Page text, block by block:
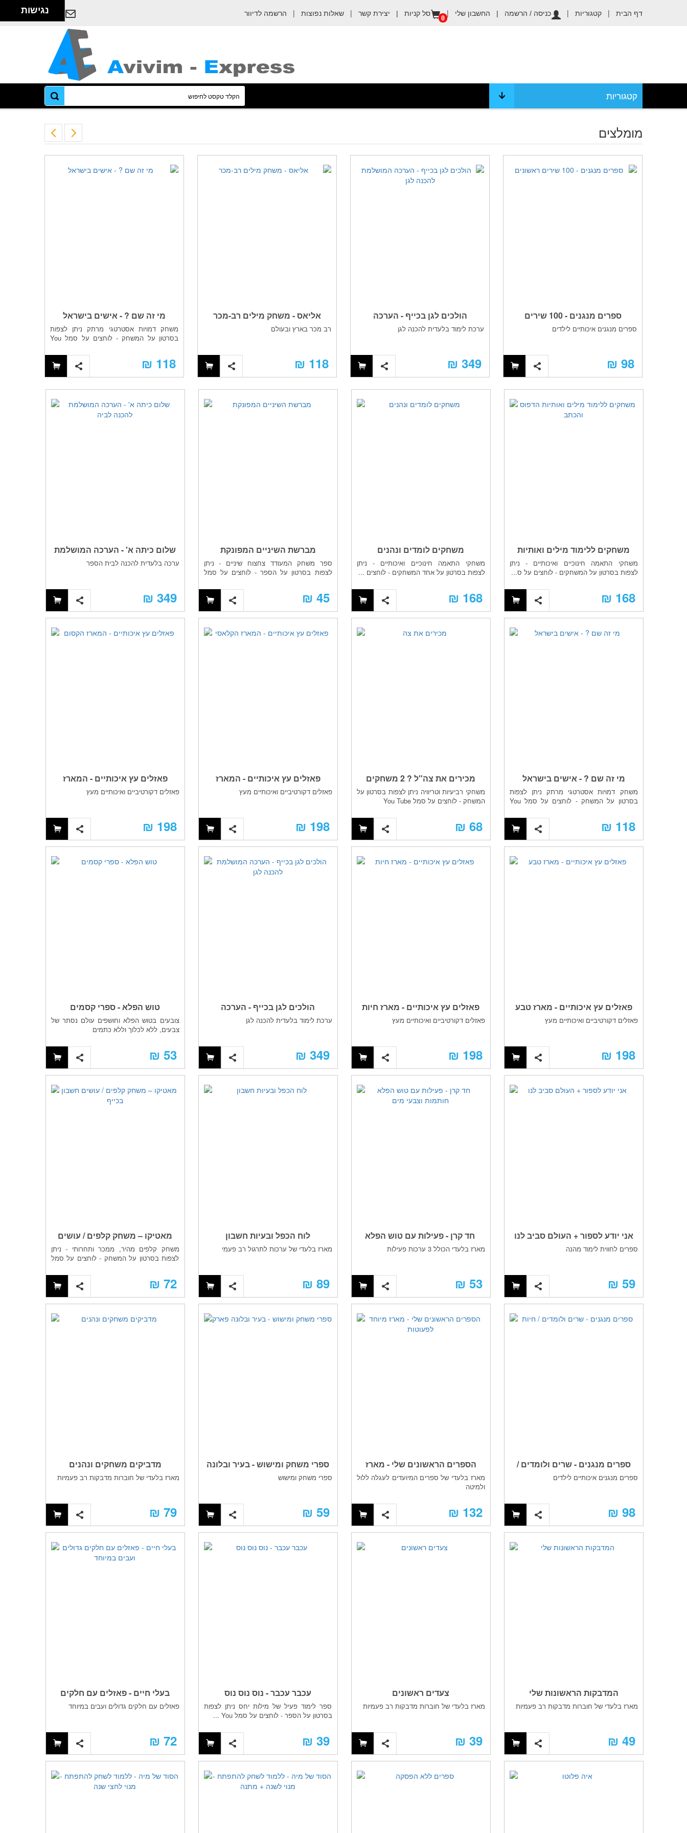
דף הבית | קטגוריות | כניסה / הרשמה | החשבון שלי |
0 סל קניות | יצירת קשר | שאלות נפוצות | הרשמה לדיוור
קטגוריות
מומלצים
מי זה שם ? - אישים בישראל
משחק דמויות אסטרטגי מרתק ניתן לצפות
בסרטון על המשחק - לוחצים על סמל You
118 ₪
אליאס - משחק מילים רב-מכר
רב מכר בארץ ובעולם
118 ₪
הולכים לגן בכייף - הערכה
המושלמת להכנה לגן
ערכת לימוד בלעדית להכנה לגן
349 ₪
ספרים מנגנים - 100 שירים
ראשונים
ספרים מנגנים איכותיים לילדים
98 ₪
משחקים ללימוד מילים ואותיות
הדפוס והכתב
משחקי התאמה חינוכיים ואיכותיים - ניתן
לצפות בסרטון על המשחקים - לוחצים על ס...
168 ₪
משחקים לומדים ונהנים
משחקי התאמה חינוכיים ואיכותיים - ניתן
לצפות בסרטון על אחד המשחקים - לוחצים ...
168 ₪
מברשת השיניים המפונקת
ספר משחק המעודד צחצוח שיניים - ניתן
לצפות בסרטון על הספר - לוחצים על סמל
45 ₪
שלום כיתה א' - הערכה המושלמת
להכנה לביה"ס
ערכה בלעדית להכנה לבית הספר
349 ₪
מי זה שם ? - אישים בישראל
משחק דמויות אסטרטגי מרתק ניתן לצפות
בסרטון על המשחק - לוחצים על סמל You
118 ₪
מכירים את צה"ל ? 2 משחקים
בקופסא
משחקי רביעיות וטריוויה ניתן לצפות בסרטון על
המשחק - לוחצים על סמל You Tube
68 ₪
פאזלים עץ איכותיים - המארז
הקלאסי
פאזלים דקורטיביים ואיכותיים מעץ
198 ₪
פאזלים עץ איכותיים - המארז
הקסום
פאזלים דקורטיביים ואיכותיים מעץ
198 ₪
פאזלים עץ איכותיים - מארז טבע
פאזלים דקורטיביים ואיכותיים מעץ
198 ₪
פאזלים עץ איכותיים - מארז חיות
פאזלים דקורטיביים ואיכותיים מעץ
198 ₪
הולכים לגן בכייף - הערכה
המושלמת להכנה לגן
ערכת לימוד בלעדית להכנה לגן
349 ₪
טוש הפלא - ספרי קסמים
צובעים בטוש הפלא וחושפים עולם נסתר של
צבעים, ללא לכלוך וללא כתמים
53 ₪
אני יודע לספור + העולם סביב לנו
ספרים לחווית לימוד מהנה
59 ₪
‏‏ חד קרן - פעילות עם טוש הפלא
חותמות וצבעי מיםמארז בלעדי הכולל 3 ערכות פעילות
53 ₪
לוח הכפל ובעיות חשבון
מארז בלעדי של ערכות לתרגול רב פעמי
89 ₪
מאטיקו – משחק קלפים / עושים
חשבון בכייף
משחק קלפים מהיר, ממכר ותחרותי - ניתן
לצפות בסרטון על המשחק - לוחצים על סמל
72 ₪
ספרים מנגנים - שרים ולומדים /
חיות
ספרים מנגנים איכותיים לילדים
98 ₪
הספרים הראשונים שלי - מארז
מיוחד לפעוטות
מארז בלעדי של ספרים המיועדים לעגלה ללול
ולמיטה
132 ₪
ספרי משחק ומישוש - בעיר ובלונה
ספרי משחק ומישוש
59 ₪
מדביקים משחקים ונהנים
מארז בלעדי של חוברות מדבקות רב פעמיות
79 ₪
המדבקות הראשונות שלי
מארז בלעדי של חוברות מדבקות רב פעמיות
49 ₪
צעדים ראשונים
מארז בלעדי של חוברות מדבקות רב פעמיות
39 ₪
עכבר עכבר - נוס נוס נוס
ספר לימוד פעיל של מילות יחס ניתן לצפות
בסרטון על הספר - לוחצים על סמל You ...
39 ₪
בעלי חיים - פאזלים עם חלקים
גדולים ועבים במיוחד
פאזלים עם חלקים גדולים ועבים במיוחד
72 ₪
נגישות